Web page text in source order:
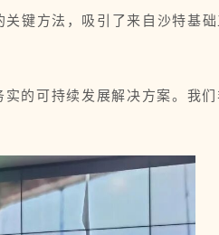
键方法，吸引了来自沙特基
的可持续发展解决方案。我